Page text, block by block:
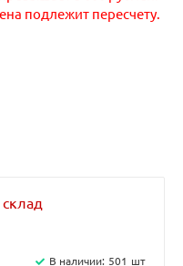
подлежит пересчету.
В наличии: 501 шт